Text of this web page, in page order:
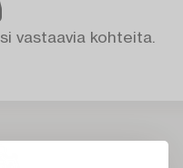
vastaavia kohteita.